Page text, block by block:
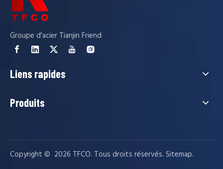
Groupe d'acier Tianjin Friend
Liens rapides
Produits
Copyright © ️ 2026 TFCO. Tous droits réservés. Sitemap.